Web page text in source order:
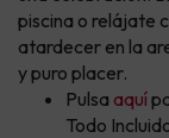
piscina o relájate
atardecer en la
y puro placer.
Pulsa aquí
Todo